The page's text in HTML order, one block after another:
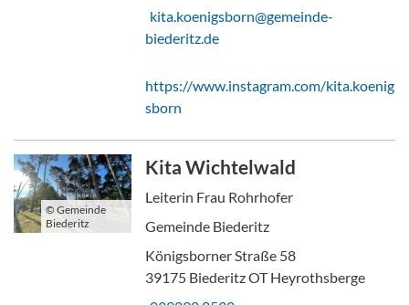
kita.koenigsborn@gemeinde-
biederitz.de
https://www.instagram.com/kita.koenig
sborn
Kita Wichtelwald
Leiterin Frau Rohrhofer
Gemeinde Biederitz
Königsborner Straße 58
39175 Biederitz OT Heyrothsberge
© Gemeinde
Biederitz